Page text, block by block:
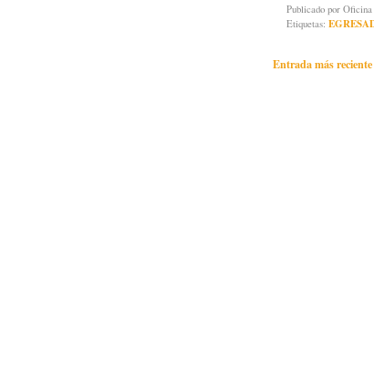
Publicado por
Etiquetas:
Entrada más reciente